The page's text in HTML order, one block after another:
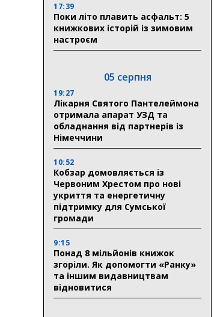
17:39
Поки літо плавить асфальт: 5
книжкових історій із зимовим
настроєм
05 серпня
19:27
Лікарня Святого Пантелеймона
отримала апарат УЗД та
обладнання від партнерів із
Німеччини
10:52
Кобзар домовляється із
Червоним Хрестом про нові
укриття та енергетичну
підтримку для Сумської
громади
9:15
Понад 8 мільйонів книжок
згоріли. Як допомогти «Ранку»
та іншим видавництвам
відновитися